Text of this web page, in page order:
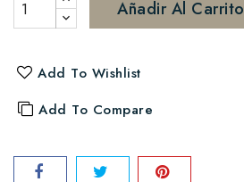
Añadir Al Carrito
Add To Wishlist
Add To Compare